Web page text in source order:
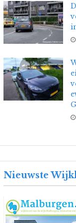
Nieuwste